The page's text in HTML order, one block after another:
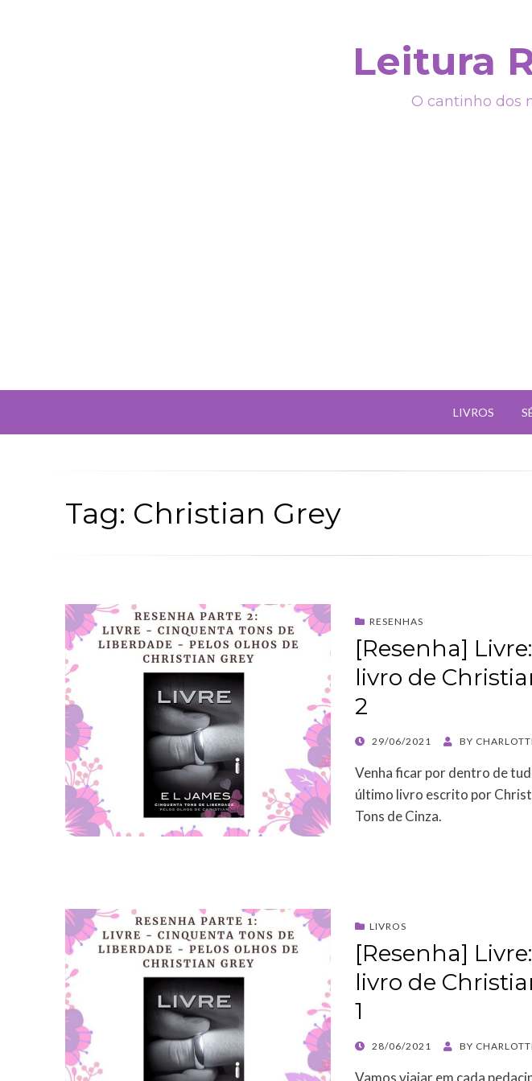
Leitura
O cantinho dos
LIVROS
Tag: Christian Grey
RESENHAS
[Resenha]
livro de
2
POSTED
29/06/2021 BY
Venha ficar por dentro de
último livro escrito por
Tons de Cinza.
LIVROS
[Resenha]
livro de
1
POSTED
28/06/2021 BY
Vamos viajar em cada